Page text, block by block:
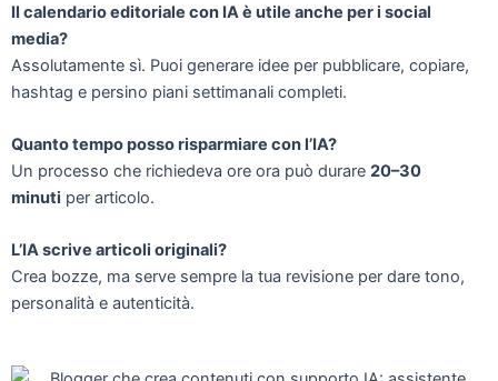
Il calendario editoriale con IA è utile anche per i social
media?
Assolutamente sì. Puoi generare idee per pubblicare, copiare,
hashtag e persino piani settimanali completi.
Quanto tempo posso risparmiare con l’IA?
Un processo che richiedeva ore ora può durare 20–30
minuti per articolo.
L’IA scrive articoli originali?
Crea bozze, ma serve sempre la tua revisione per dare tono,
personalità e autenticità.